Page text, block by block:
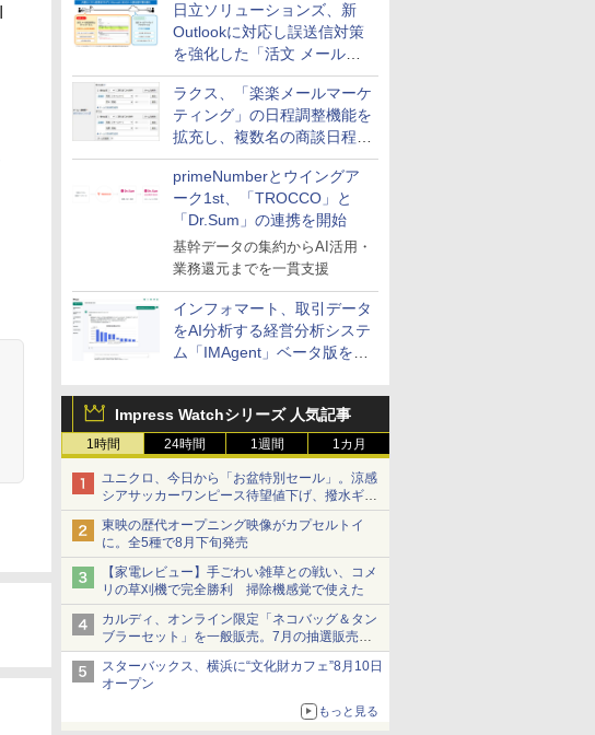
日立ソリューションズ、新
Outlookに対応し誤送信対策
を強化した「活文 メール誤
送信防止アドインサービス」
を提供
ラクス、「楽楽メールマーケ
ティング」の日程調整機能を
拡充し、複数名の商談日程調
整を効率化
primeNumberとウイングア
ーク1st、「TROCCO」と
「Dr.Sum」の連携を開始
基幹データの集約からAI活用・
業務還元までを一貫支援
インフォマート、取引データ
をAI分析する経営分析システ
ム「IMAgent」ベータ版を提
Impress Watchシリーズ 人気記事
1時間 24時間 1週間 1カ月
ユニクロ、今日から「お盆特別セール」。涼感
シアサッカーワンピース待望値下げ、撥水ギア
ショーツは1990円に
東映の歴代オープニング映像がカプセルトイ
に。全5種で8月下旬発売
【家電レビュー】手ごわい雑草との戦い、コメ
リの草刈機で完全勝利 掃除機感覚で使えた
カルディ、オンライン限定「ネコバッグ＆タン
ブラーセット」を一般販売。7月の抽選販売の
当選無効分
スターバックス、横浜に“文化財カフェ”8月10日
オープン
もっと見る